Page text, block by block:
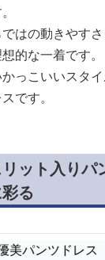
はの動きやす
的な一着です。
っこいいスタ
です。
ット入りパ
る